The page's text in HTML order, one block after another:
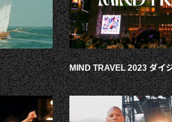
MIND TRAVEL 2023 ダイ